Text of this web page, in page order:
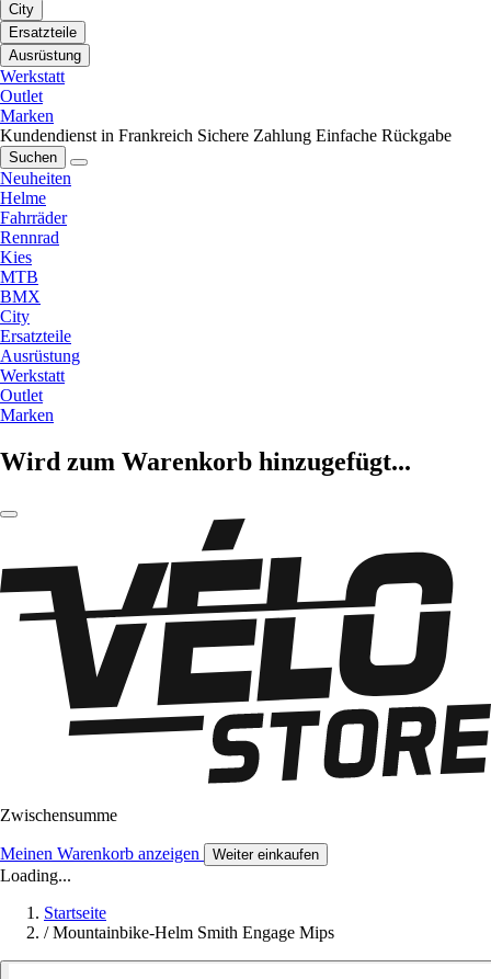
City
Ersatzteile
Ausrüstung
Werkstatt
Outlet
Marken
Kundendienst in Frankreich Sichere Zahlung Einfache Rückgabe
Suchen
Neuheiten
Helme
Fahrräder
Rennrad
Kies
MTB
BMX
City
Ersatzteile
Ausrüstung
Werkstatt
Outlet
Marken
Wird zum Warenkorb hinzugefügt...
Zwischensumme
Meinen Warenkorb anzeigen Weiter einkaufen
Loading...
Startseite
/ Mountainbike-Helm Smith Engage Mips